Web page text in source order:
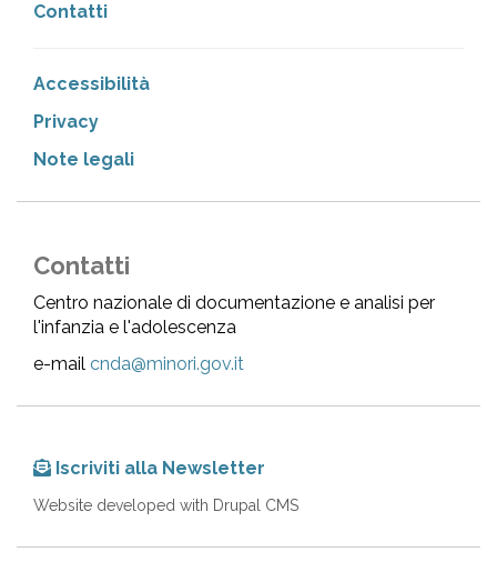
Contatti
Accessibilità
Privacy
Note legali
Contatti
Centro nazionale di documentazione e analisi per
l'infanzia e l'adolescenza
e-mail cnda@minori.gov.it
Iscriviti alla Newsletter
Website developed with Drupal CMS